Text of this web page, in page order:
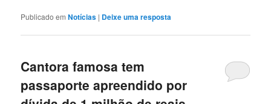
Publicado em Notícias | Deixe uma resposta
Cantora famosa tem
passaporte apreendido por